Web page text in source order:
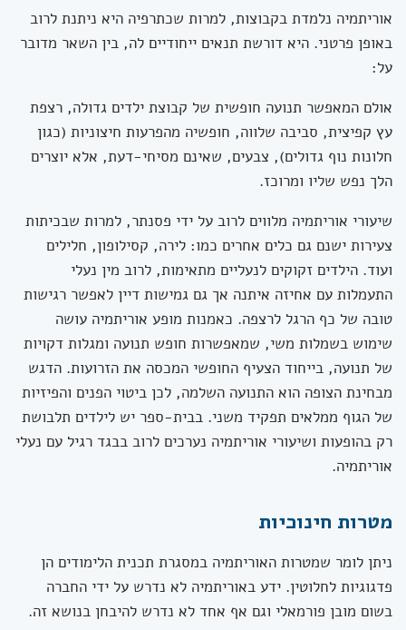
אוריתמיה נלמדת בקבוצות, למרות שכתרפיה היא ניתנת לרוב
באופן פרטני. היא דורשת תנאים ייחודיים לה, בין השאר מדובר
על:
אולם המאפשר תנועה חופשית של קבוצת ילדים גדולה, רצפת
עץ קפיצית, סביבה שלווה, חופשיה מהפרעות חיצוניות (כגון
חלונות נוף גדולים), צבעים, שאינם מסיחי-דעת, אלא יוצרים
הלך נפש שליו ומרוכז.
שיעורי אוריתמיה מלווים לרוב על ידי פסנתר, למרות שבכיתות
צעירות ישנם גם כלים אחרים כמו: לירה, קסילופון, חלילים
ועוד. הילדים זקוקים לנעליים מתאימות, לרוב מין נעלי
התעמלות עם אחיזה איתנה אך גם גמישות דיין לאפשר רגישות
טובה של כף הרגל לרצפה. כאמנות מופע אוריתמיה עושה
שימוש בשמלות משי, שמאפשרות חופש תנועה ומגלות דקויות
של תנועה, בייחוד הצעיף החופשי המכסה את הזרועות. הדגש
מבחינת הצופה הוא התנועה השלמה, לכן ביטוי הפנים והפיזיות
של הגוף ממלאים תפקיד משני. בבית-ספר יש לילדים תלבושת
רק בהופעות ושיעורי אוריתמיה נערכים לרוב בבגד רגיל עם נעלי
אוריתמיה.
מטרות חינוכיות
ניתן לומר שמטרות האוריתמיה במסגרת תכנית הלימודים הן
פדגוגיות לחלוטין. ידע באוריתמיה לא נדרש על ידי החברה
בשום מובן פורמאלי וגם אף אחד לא נדרש להיבחן בנושא זה.